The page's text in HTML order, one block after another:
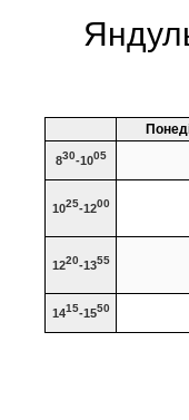
830-1005
1025-1200
1220-1355
1415-1550